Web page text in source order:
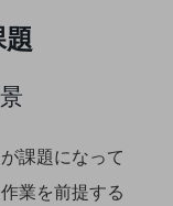
課題になって
業を前提する